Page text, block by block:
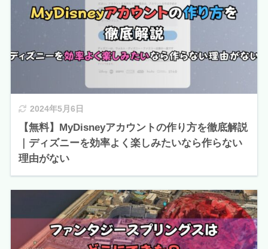
2024年5月6日
【無料】MyDisneyアカウントの作り方を徹底解説
｜ディズニーを効率よく楽しみたいなら作らない
理由がない